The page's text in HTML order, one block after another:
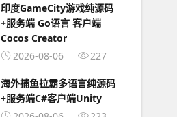
印度GameCity游戏纯源码
+服务端 Go语言 客户端
Cocos Creator
2026-08-06
227
海外捕鱼拉霸多语言纯源码
+服务端C#客户端Unity